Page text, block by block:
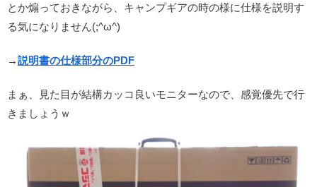
とか煽っておきながら、キャンプギアの時の様に仕様を説明す
る気になりません(;^ω^)
→説明書の仕様部分のPDF
まぁ、見た目が結構カッコ良いモニターなので、感覚優先で行
きましょうｗ